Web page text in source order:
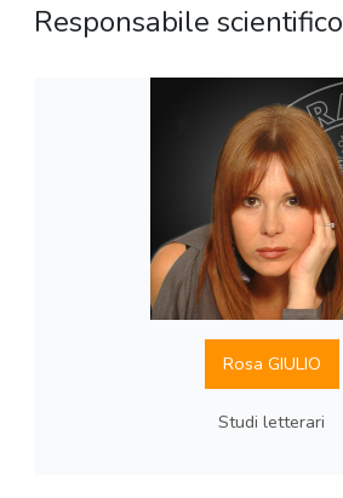
Responsabile scientifico
Rosa GIULIO
Studi letterari